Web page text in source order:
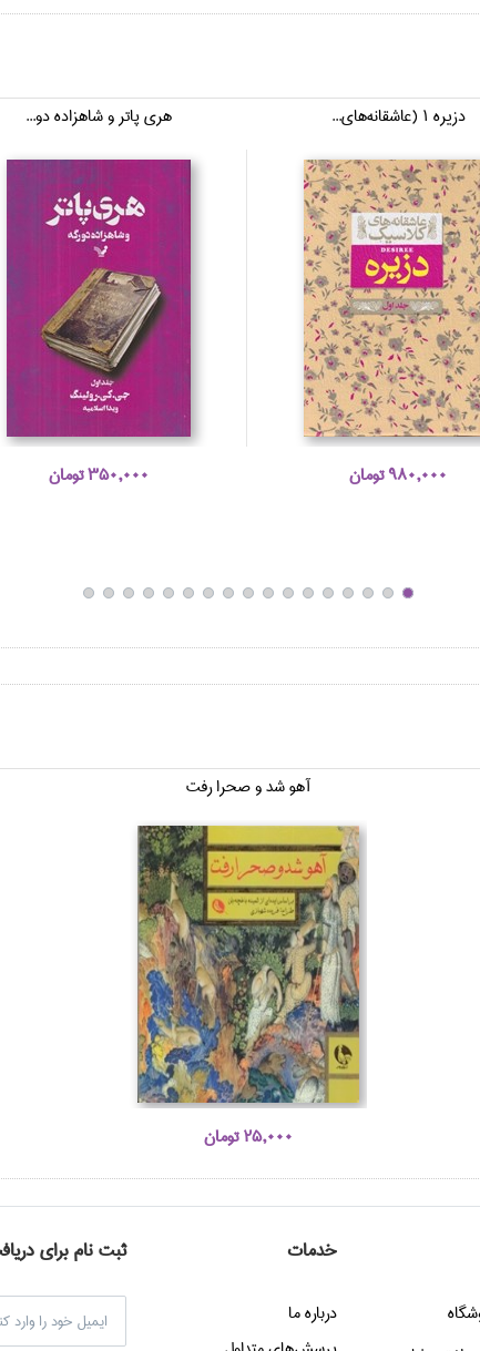
دزيره 1 (عاشقانه‌هاي...
980,000 تومان
هري پاتر و شاهزاده دو...
350,000 تومان
آهو شد و صحرا رفت
25,000 تومان
خدمات
درباره ما
ثبت نام برای